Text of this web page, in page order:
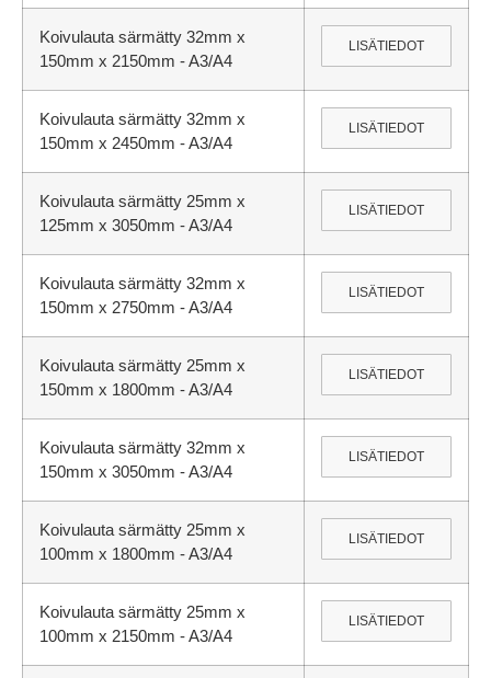
Koivulauta särmätty 32mm x
150mm x 2150mm - A3/A4
LISÄTIEDOT
Koivulauta särmätty 32mm x
150mm x 2450mm - A3/A4
LISÄTIEDOT
Koivulauta särmätty 25mm x
125mm x 3050mm - A3/A4
LISÄTIEDOT
Koivulauta särmätty 32mm x
150mm x 2750mm - A3/A4
LISÄTIEDOT
Koivulauta särmätty 25mm x
150mm x 1800mm - A3/A4
LISÄTIEDOT
Koivulauta särmätty 32mm x
150mm x 3050mm - A3/A4
LISÄTIEDOT
Koivulauta särmätty 25mm x
100mm x 1800mm - A3/A4
LISÄTIEDOT
Koivulauta särmätty 25mm x
100mm x 2150mm - A3/A4
LISÄTIEDOT